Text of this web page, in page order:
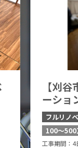
【刈
ーショ
フルリノベ
100〜500
工事期間：4